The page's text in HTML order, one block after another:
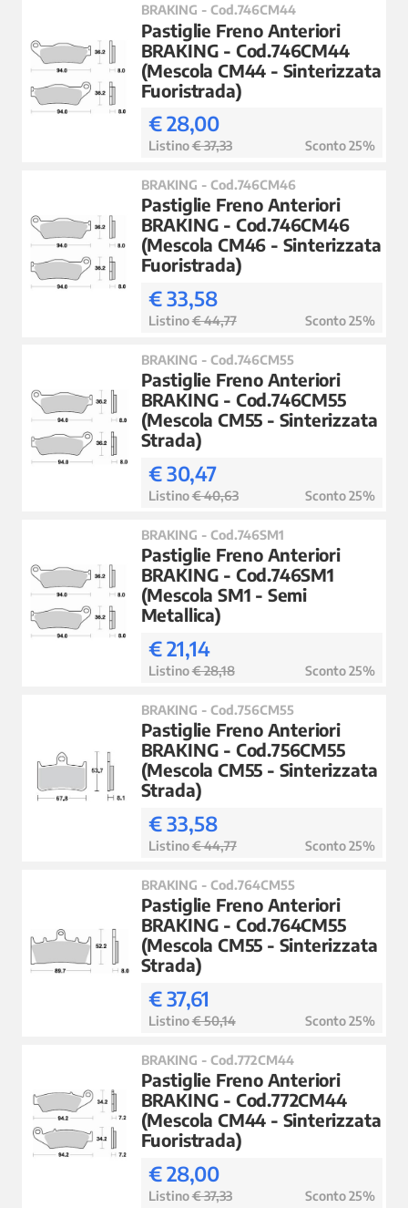
BRAKING - Cod.746CM44
Pastiglie Freno Anteriori
BRAKING - Cod.746CM44
(Mescola CM44 - Sinterizzata
Fuoristrada)
€ 28,00
Listino€ 37,33 Sconto 25%
BRAKING - Cod.746CM46
Pastiglie Freno Anteriori
BRAKING - Cod.746CM46
(Mescola CM46 - Sinterizzata
Fuoristrada)
€ 33,58
Listino€ 44,77 Sconto 25%
BRAKING - Cod.746CM55
Pastiglie Freno Anteriori
BRAKING - Cod.746CM55
(Mescola CM55 - Sinterizzata
Strada)
€ 30,47
Listino€ 40,63 Sconto 25%
BRAKING - Cod.746SM1
Pastiglie Freno Anteriori
BRAKING - Cod.746SM1
(Mescola SM1 - Semi
Metallica)
€ 21,14
Listino€ 28,18 Sconto 25%
BRAKING - Cod.756CM55
Pastiglie Freno Anteriori
BRAKING - Cod.756CM55
(Mescola CM55 - Sinterizzata
Strada)
€ 33,58
Listino€ 44,77 Sconto 25%
BRAKING - Cod.764CM55
Pastiglie Freno Anteriori
BRAKING - Cod.764CM55
(Mescola CM55 - Sinterizzata
Strada)
€ 37,61
Listino€ 50,14 Sconto 25%
BRAKING - Cod.772CM44
Pastiglie Freno Anteriori
BRAKING - Cod.772CM44
(Mescola CM44 - Sinterizzata
Fuoristrada)
€ 28,00
Listino€ 37,33 Sconto 25%